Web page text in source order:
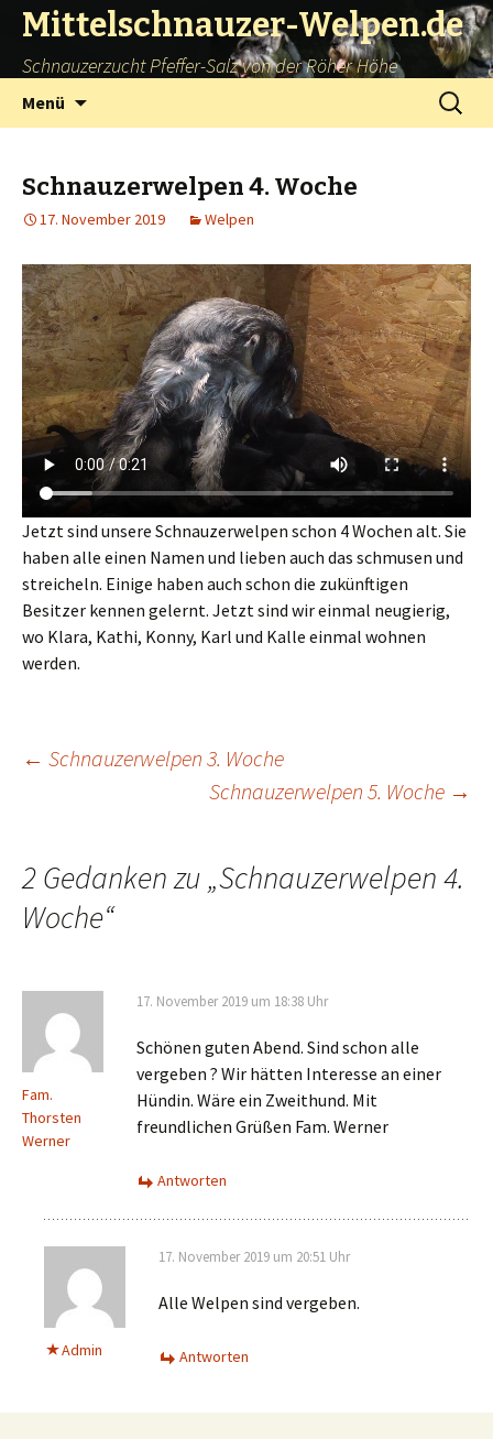
Mittelschnauzer-Welpen.de
Schnauzerzucht Pfeffer-Salz von der Röher Höhe
Menü
Suchen
nach:
Schnauzerwelpen 4. Woche
17. November 2019 Welpen
Jetzt sind unsere Schnauzerwelpen schon 4 Wochen alt. Sie
haben alle einen Namen und lieben auch das schmusen und
streicheln. Einige haben auch schon die zukünftigen
Besitzer kennen gelernt. Jetzt sind wir einmal neugierig,
wo Klara, Kathi, Konny, Karl und Kalle einmal wohnen
werden.
Beitrags-
← Schnauzerwelpen 3. Woche
Schnauzerwelpen 5. Woche →
2 Gedanken zu „Schnauzerwelpen 4.
Woche“
Fam.
Thorsten
Werner
17. November 2019 um 18:38 Uhr
Schönen guten Abend. Sind schon alle
vergeben ? Wir hätten Interesse an einer
Hündin. Wäre ein Zweithund. Mit
freundlichen Grüßen Fam. Werner
Antworten
Admin
17. November 2019 um 20:51 Uhr
Alle Welpen sind vergeben.
Antworten